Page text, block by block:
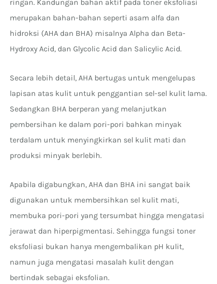
ringan. Kandungan bahan aktif pada toner eksfoliasi
merupakan bahan-bahan seperti asam alfa dan
hidroksi (AHA dan BHA) misalnya Alpha dan Beta-
Hydroxy Acid, dan Glycolic Acid dan Salicylic Acid.
Secara lebih detail, AHA bertugas untuk mengelupas
lapisan atas kulit untuk penggantian sel-sel kulit lama.
Sedangkan BHA berperan yang melanjutkan
pembersihan ke dalam pori-pori bahkan minyak
terdalam untuk menyingkirkan sel kulit mati dan
produksi minyak berlebih.
Apabila digabungkan, AHA dan BHA ini sangat baik
digunakan untuk membersihkan sel kulit mati,
membuka pori-pori yang tersumbat hingga mengatasi
jerawat dan hiperpigmentasi. Sehingga fungsi toner
eksfoliasi bukan hanya mengembalikan pH kulit,
namun juga mengatasi masalah kulit dengan
bertindak sebagai eksfolian.